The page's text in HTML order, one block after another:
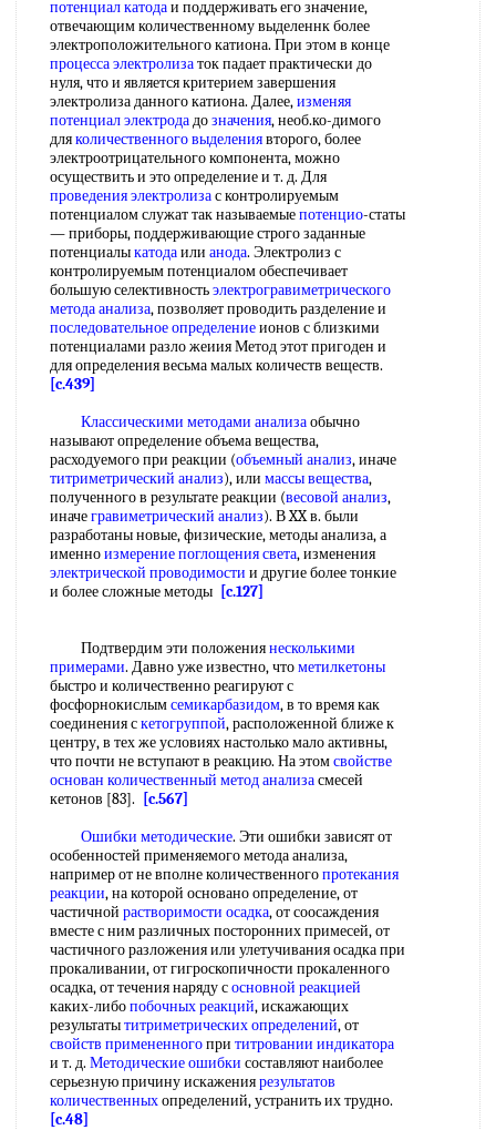
потенциал катодаи поддерживать его значение,
отвечающим количественному выделеннк более
электроположительного катиона. При этом в конце
процесса электролизаток падает практически до
нуля, что и является критерием завершения
электролиза данного катиона. Далее,изменяя
потенциалэлектродадозначения, необ.ко-димого
дляколичественного выделениявторого, более
электроотрицательного компонента, можно
осуществить и это определение и т. д. Для
проведения электролизас контролируемым
потенциалом служат так называемыепотенцио-статы
— приборы, поддерживающие строго заданные
потенциалыкатодаили анода. Электролиз с
контролируемым потенциалом обеспечивает
большую селективностьэлектрогравиметрического
метода анализа, позволяет проводить разделение и
последовательное определениеионов с близкими
потенциалами разло жеиия Метод этот пригоден и
для определения весьма малых количеств веществ.
[c.439]
Классическими методами анализаобычно
называют определение объема вещества,
расходуемого при реакции (объемный анализ, иначе
титриметрический анализ), или массы вещества,
полученного в результате реакции (весовой анализ,
иначегравиметрический анализ). В XX в. были
разработаны новые, физические, методы анализа, а
именноизмерение поглощения света, изменения
электрической проводимости и другие более тонкие
и более сложные методы [c.127]
Подтвердим эти положениянесколькими
примерами. Давно уже известно, чтометилкетоны
быстро и количественно реагируют с
фосфорнокислымсемикарбазидом, в то время как
соединения скетогруппой, расположенной ближе к
центру, в тех же условиях настолько мало активны,
что почти не вступают в реакцию. На этомсвойстве
основан количественный метод анализасмесей
кетонов [83].
[c.567]
Ошибки методические. Эти ошибки зависят от
особенностей применяемого метода анализа,
например от не вполне количественногопротекания
реакции, на которой основано определение, от
частичной растворимости осадка, от соосаждения
вместе с ним различных посторонних примесей, от
частичного разложения или улетучивания осадка при
прокаливании, от гигроскопичности прокаленного
осадка, от течения наряду сосновной реакцией
каких-либопобочных реакций, искажающих
результатытитриметрических определений, от
свойств примененногопри титровании индикатора
и т. д. Методические ошибки составляют наиболее
серьезную причину искажениярезультатов
количественныхопределений, устранить их трудно.
[c.48]